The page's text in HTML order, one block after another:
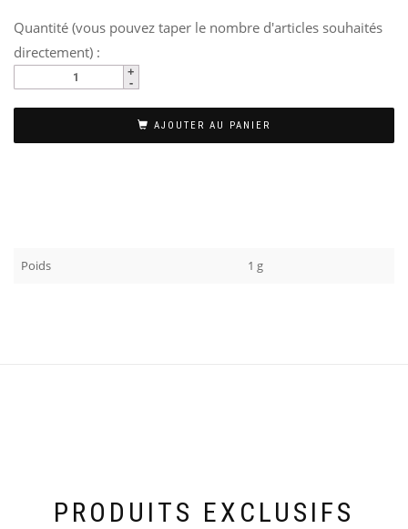
Quantité (vous pouvez taper le nombre d'articles souhaités
directement) :
AJOUTER AU PANIER
Poids 1 g
PRODUITS EXCLUSIFS